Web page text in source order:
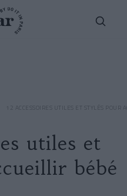
12 ACCESSOIRES UTILES ET STYLÉS POUR
utiles et
bébé